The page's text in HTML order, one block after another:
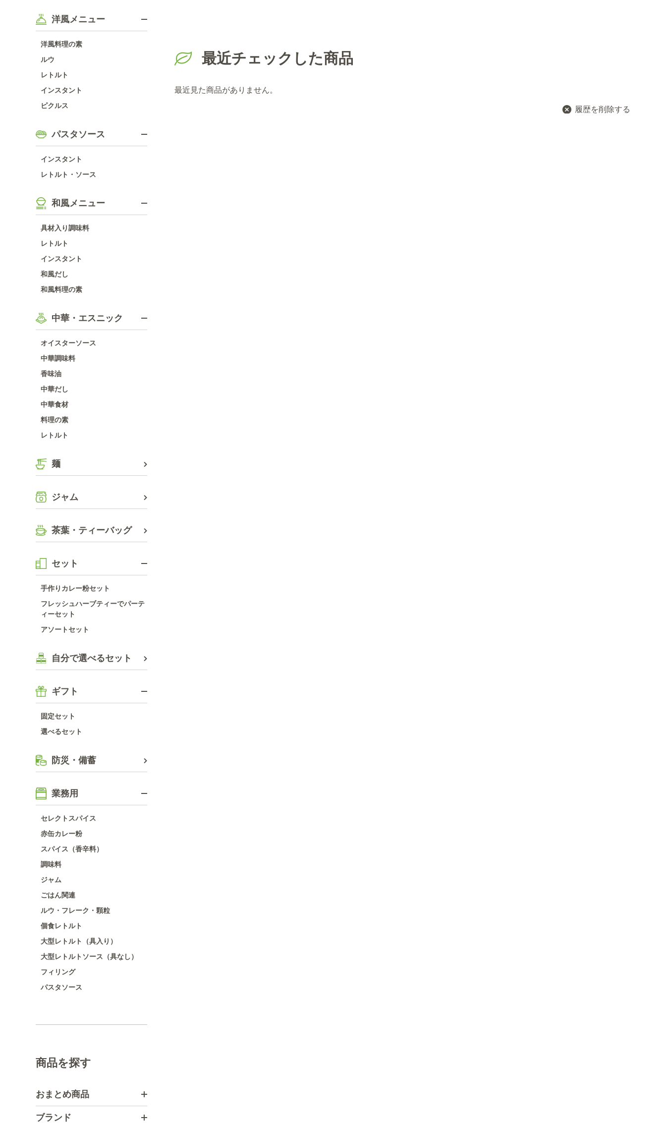
洋風メニュー
洋風料理の素
ルウ
レトルト
インスタント
ピクルス
パスタソース
インスタント
レトルト・ソース
和風メニュー
具材入り調味料
レトルト
インスタント
和風だし
和風料理の素
中華・エスニック
オイスターソース
中華調味料
香味油
中華だし
中華食材
料理の素
レトルト
麺
ジャム
茶葉・ティーバッグ
セット
手作りカレー粉セット
フレッシュハーブティーでパーテ
ィーセット
アソートセット
自分で選べるセット
ギフト
固定セット
選べるセット
防災・備蓄
業務用
セレクトスパイス
赤缶カレー粉
スパイス（香辛料）
調味料
ジャム
ごはん関連
ルウ・フレーク・顆粒
個食レトルト
大型レトルト（具入り）
大型レトルトソース（具なし）
フィリング
パスタソース
商品を探す
おまとめ商品
ブランド
最近チェックした商品
最近見た商品がありません。
履歴を削除する